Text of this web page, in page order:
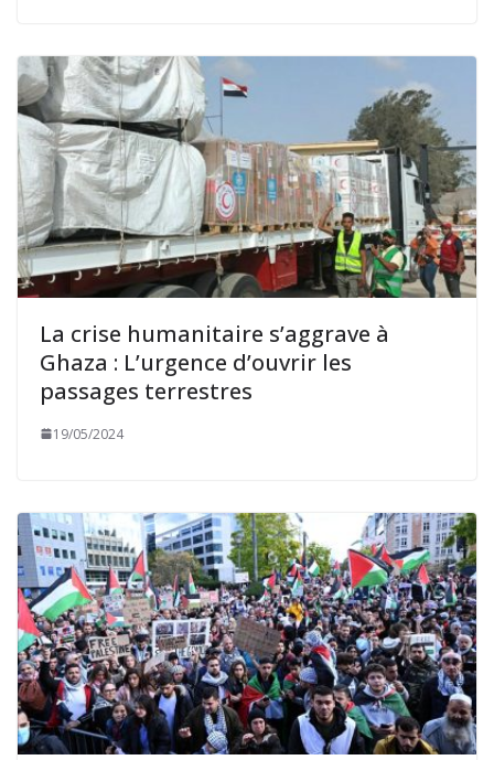
La crise humanitaire s’aggrave à
Ghaza : L’urgence d’ouvrir les
passages terrestres
19/05/2024